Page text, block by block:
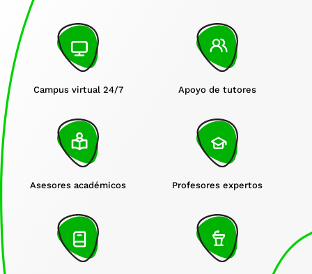
Campus virtual 24/7 Apoyo de tutores
Asesores académicos Profesores expertos